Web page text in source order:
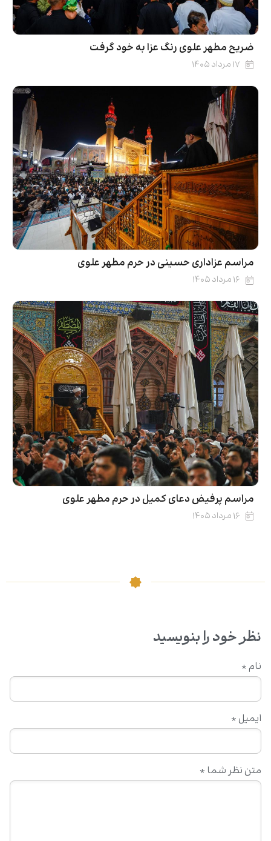
ضریح مطهر علوی رنگ عزا به خود گرفت
۱۷ مرداد ۱۴۰۵
مراسم عزاداری حسینی در حرم مطهر علوی
۱۶ مرداد ۱۴۰۵
مراسم پرفیض دعای کمیل در حرم مطهر علوی
۱۶ مرداد ۱۴۰۵
نظر خود را بنویسید
متن نظر شما *
نام *
ایمیل *